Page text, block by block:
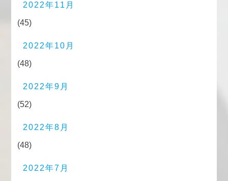
2022年11月
(45)
2022年10月
(48)
2022年9月
(52)
2022年8月
(48)
2022年7月